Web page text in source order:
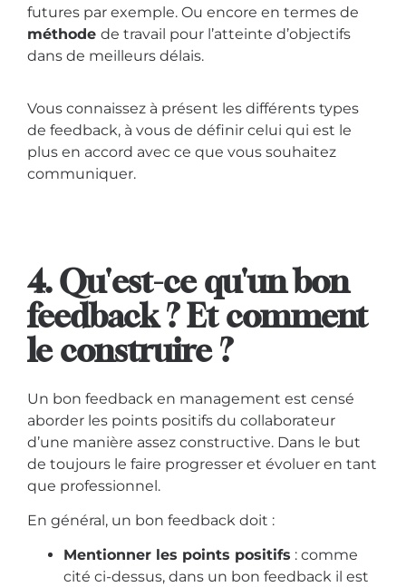
futures par exemple. Ou encore en termes de
méthode de travail pour l’atteinte d’objectifs
dans de meilleurs délais.
Vous connaissez à présent les différents types
de feedback, à vous de définir celui qui est le
plus en accord avec ce que vous souhaitez
communiquer.
4. Qu'est-ce qu'un bon
feedback ? Et comment
le construire ?
Un bon feedback en management est censé
aborder les points positifs du collaborateur
d’une manière assez constructive. Dans le but
de toujours le faire progresser et évoluer en tant
que professionnel.
En général, un bon feedback doit :
Mentionner les points positifs : comme
cité ci-dessus, dans un bon feedback il est